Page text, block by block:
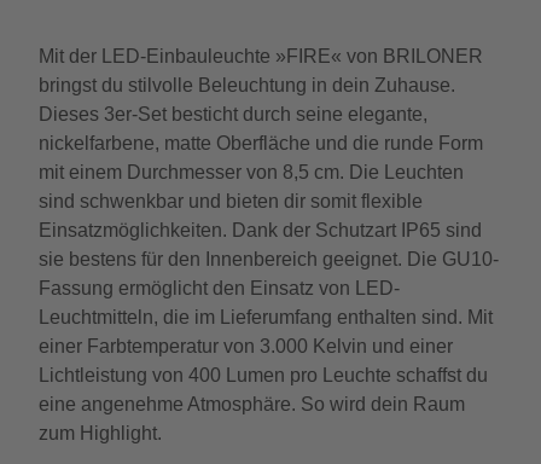
Mit der LED-Einbauleuchte »FIRE« von BRILONER
bringst du stilvolle Beleuchtung in dein Zuhause.
Dieses 3er-Set besticht durch seine elegante,
nickelfarbene, matte Oberfläche und die runde Form
mit einem Durchmesser von 8,5 cm. Die Leuchten
sind schwenkbar und bieten dir somit flexible
Einsatzmöglichkeiten. Dank der Schutzart IP65 sind
sie bestens für den Innenbereich geeignet. Die GU10-
Fassung ermöglicht den Einsatz von LED-
Leuchtmitteln, die im Lieferumfang enthalten sind. Mit
einer Farbtemperatur von 3.000 Kelvin und einer
Lichtleistung von 400 Lumen pro Leuchte schaffst du
eine angenehme Atmosphäre. So wird dein Raum
zum Highlight.